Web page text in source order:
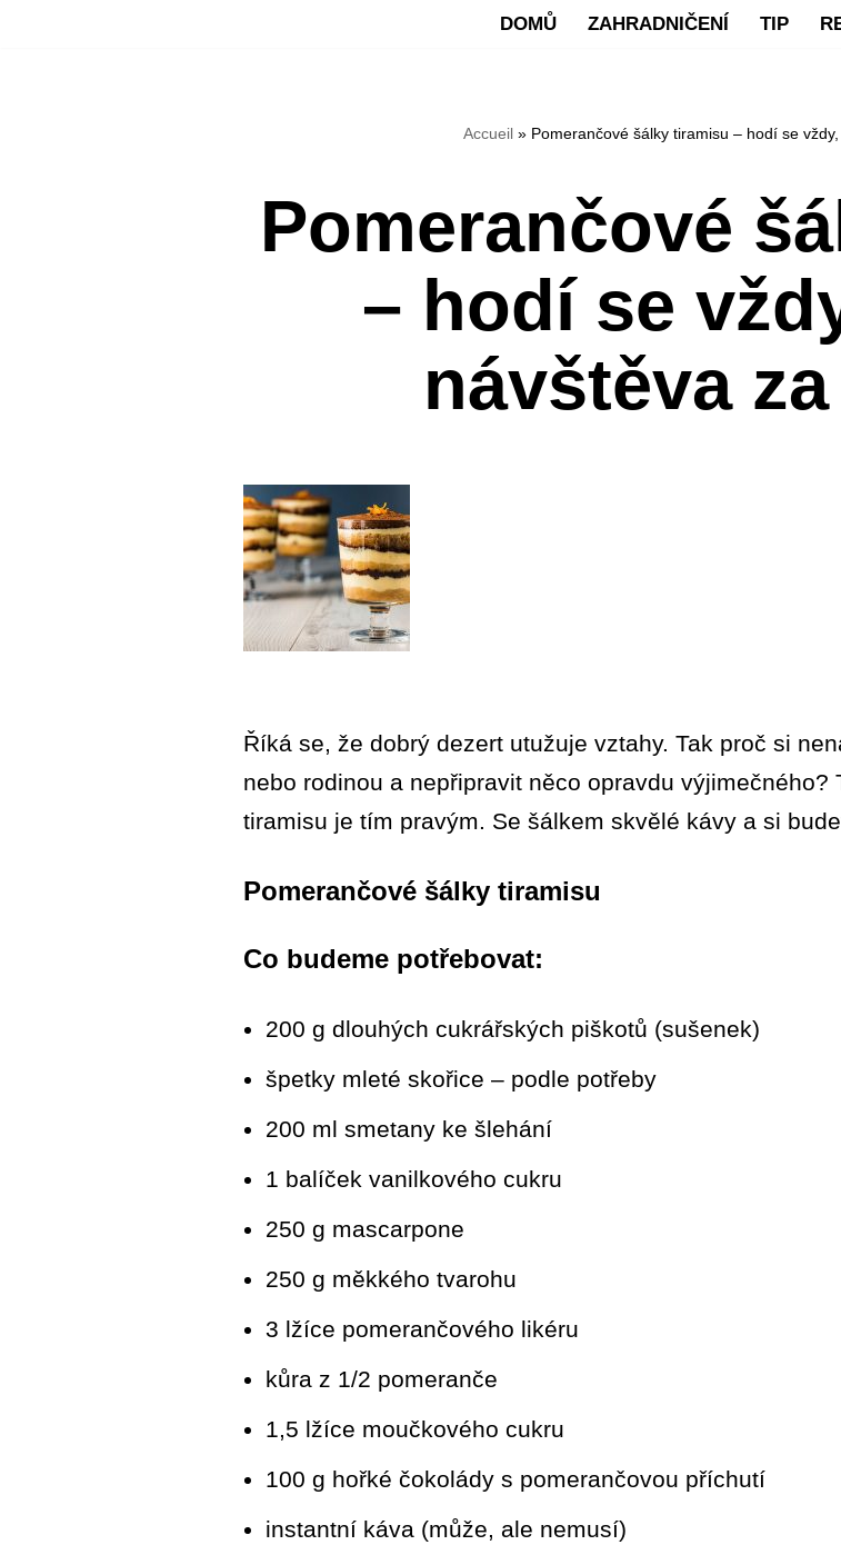
DOMŮ ZAHRADNIČENÍ TIP
Accueil» Pomerančové šálky tiramisu – hodí se
Pomerančové
– hodí se
návštěva
Říká se, že dobrý dezert utužuje vztahy. Tak proč si
nebo rodinou a nepřipravit něco opravdu
tiramisu je tím pravým. Se šálkem skvělé kávy a si
Pomerančové šálky tiramisu
Co budeme potřebovat:
200 g dlouhých cukrářských piškotů (sušenek)
špetky mleté skořice – podle potřeby
200 ml smetany ke šlehání
1 balíček vanilkového cukru
250 g mascarpone
250 g měkkého tvarohu
3 lžíce pomerančového likéru
kůra z 1/2 pomeranče
1,5 lžíce moučkového cukru
100 g hořké čokolády s pomerančovou příchutí
instantní káva (může, ale nemusí)